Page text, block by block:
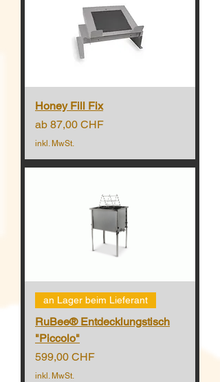
Honey Fill Fix
ab 87,00 CHF
Sale-Preis
inkl. MwSt.
an Lager beim Lieferant
RuBee® Entdecklungstisch
"Piccolo"
Preis
599,00 CHF
inkl. MwSt.